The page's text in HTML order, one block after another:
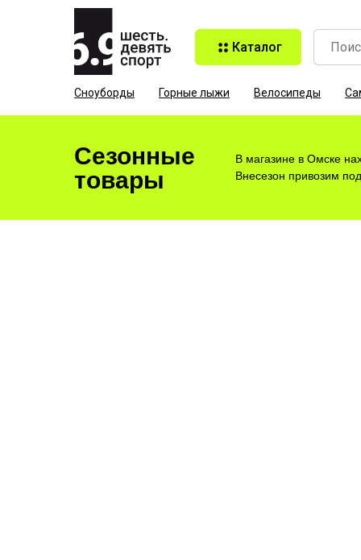
Каталог
Сноуборды Горные лыжи Велосипеды
Сезонные
товары
В магазине в Омске
Внесезон привозим